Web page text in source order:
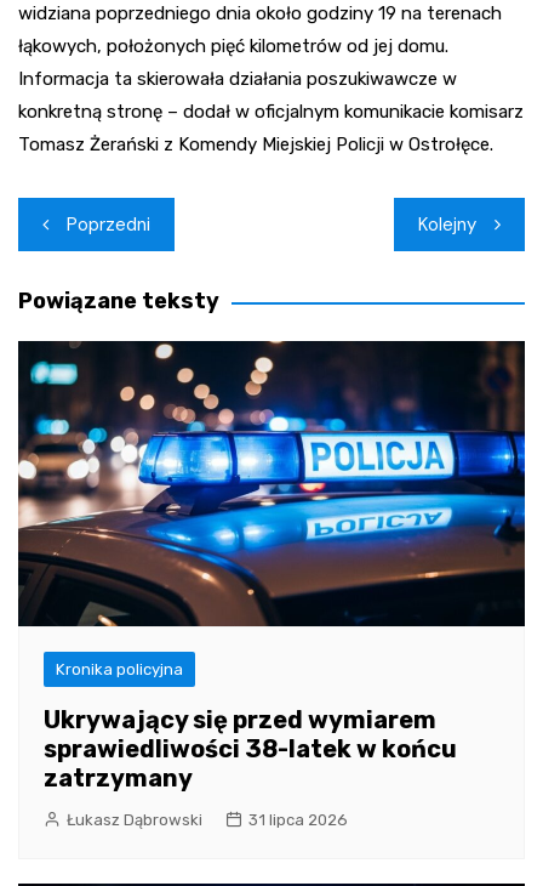
widziana poprzedniego dnia około godziny 19 na terenach
łąkowych, położonych pięć kilometrów od jej domu.
Informacja ta skierowała działania poszukiwawcze w
konkretną stronę – dodał w oficjalnym komunikacie komisarz
Tomasz Żerański z Komendy Miejskiej Policji w Ostrołęce.
Nawigacja
wpisu
Poprzedni Kolejny
Powiązane teksty
Kronika policyjna
Ukrywający się przed wymiarem
sprawiedliwości 38-latek w końcu
zatrzymany
Łukasz Dąbrowski 31 lipca 2026